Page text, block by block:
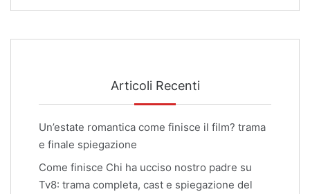
Articoli Recenti
Un’estate romantica come finisce il film? trama
e finale spiegazione
Come finisce Chi ha ucciso nostro padre su
Tv8: trama completa, cast e spiegazione del